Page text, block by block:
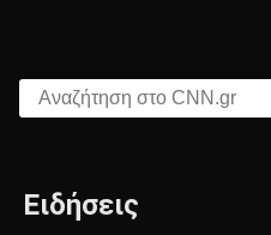
Αναζήτηση στο CNN.gr
Ειδήσεις